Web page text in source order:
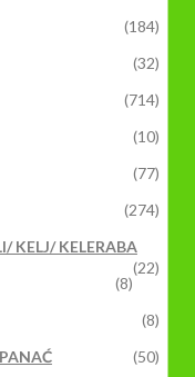
(184)
(32)
(714)
(10)
(77)
(274)
KELJ/ KELERABA
(22)
(8)
(8)
(50)